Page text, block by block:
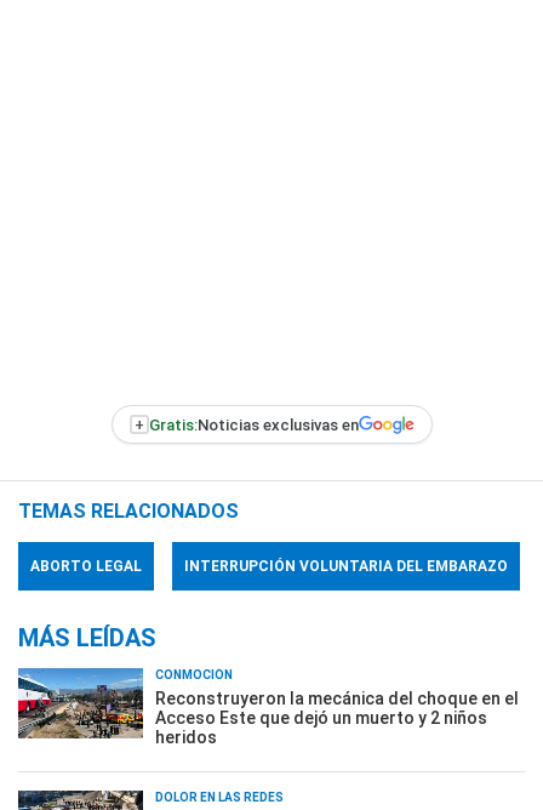
+ Gratis:Noticias exclusivas en
TEMAS RELACIONADOS
ABORTO LEGAL INTERRUPCIÓN VOLUNTARIA DEL EMBARAZO
MÁS LEÍDAS
CONMOCIÓN
Reconstruyeron la mecánica del choque en el
Acceso Este que dejó un muerto y 2 niños
heridos
DOLOR EN LAS REDES